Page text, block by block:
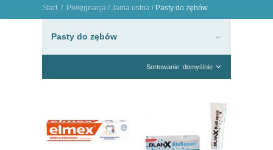
Start / Pielęgnacja / Jama ustna / Pasty do zębów
"
Pasty do zębów
Sortowanie: domyślnie